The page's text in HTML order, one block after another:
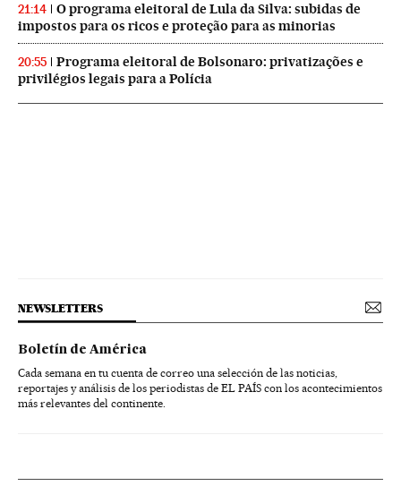
21:14
O programa eleitoral de Lula da Silva: subidas de
impostos para os ricos e proteção para as minorias
20:55
Programa eleitoral de Bolsonaro: privatizações e
privilégios legais para a Polícia
NEWSLETTERS
Boletín de América
Cada semana en tu cuenta de correo una selección de las noticias,
reportajes y análisis de los periodistas de EL PAÍS con los acontecimientos
más relevantes del continente.